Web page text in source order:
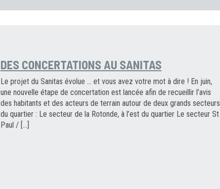
DES CONCERTATIONS AU SANITAS
Le projet du Sanitas évolue … et vous avez votre mot à dire ! En juin,
une nouvelle étape de concertation est lancée afin de recueillir l’avis
des habitants et des acteurs de terrain autour de deux grands secteurs
du quartier : Le secteur de la Rotonde, à l’est du quartier Le secteur St
Paul / […]